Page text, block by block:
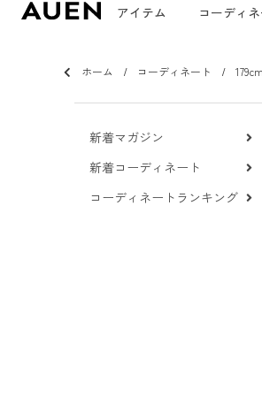
アイテム コーディ
ホーム コーディネート
新着マガジン
新着コーディネート
コーディネートランキング